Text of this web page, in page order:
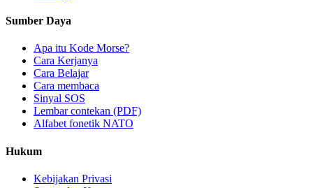
Sumber Daya
Apa itu Kode Morse?
Cara Kerjanya
Cara Belajar
Cara membaca
Sinyal SOS
Lembar contekan (PDF)
Alfabet fonetik NATO
Hukum
Kebijakan Privasi